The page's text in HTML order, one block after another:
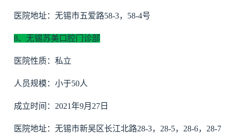
医院地址：无锡市五爱路58-3，58-4号
8、无锡苏美口腔门诊部
医院性质：私立
人员规模：小于50人
成立时间：2021年9月27日
医院地址：无锡市新吴区长江北路28-3，28-5，28-6，28-7